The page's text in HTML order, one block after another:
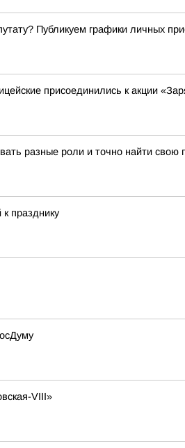
Публикуем графики личных
присоединились к акции
разные роли и точно найти свою
празднику
VIII»